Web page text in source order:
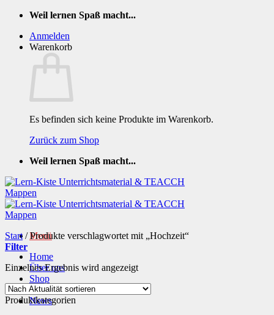
Zum
springen
Weil lernen Spaß macht...
Anmelden
Warenkorb
Es befinden sich keine Produkte im Warenkorb.
Zurück zum Shop
Weil lernen Spaß macht...
Menü
Home
Über uns
Shop
Info
News
Start /Produkte verschlagwortet mit „Hochzeit“
Filter
Einzelnes Ergebnis wird angezeigt
Produktkategorien